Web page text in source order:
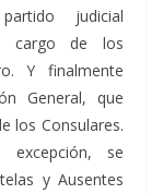
judicial
cargo de los
Y finalmente
General, que
los Consulares.
excepción, se
y Ausentes